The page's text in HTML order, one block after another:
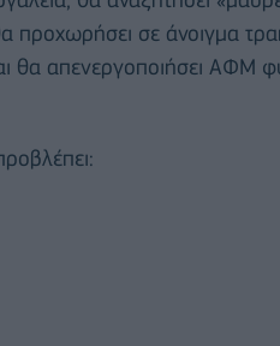
σε άνοιγμα
θα απενεργοποιήσει ΑΦΜ